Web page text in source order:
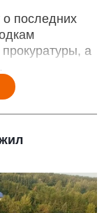
о последних
а